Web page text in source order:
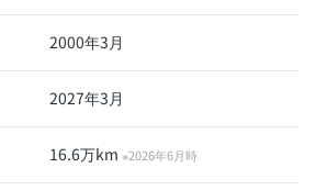
2000年3月
2027年3月
16.6万km※2026年6月時